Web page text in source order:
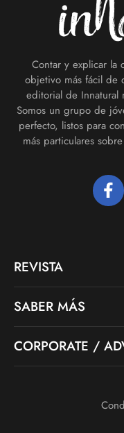
Contar y explicar la
objetivo más fácil de
editorial de Innatural
Somos un grupo de
perfecto, listos para
más particulares
REVISTA
SABER MÁS
CORPORATE /